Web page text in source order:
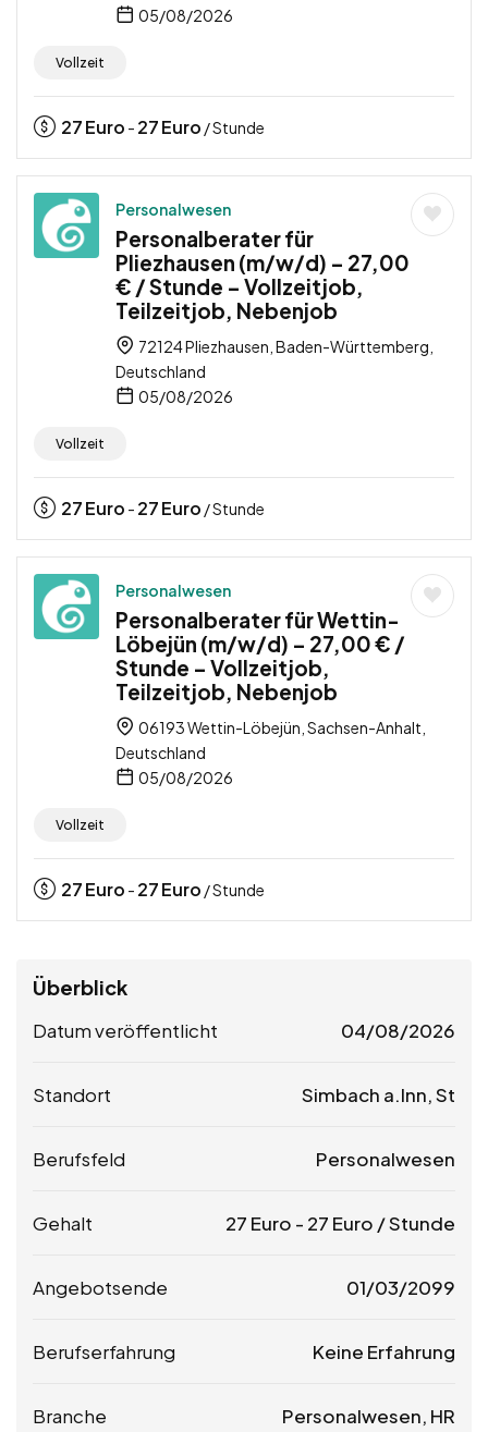
05/08/2026
Vollzeit
27Euro - 27Euro / Stunde
Personalwesen
Personalberater für
Pliezhausen (m/w/d) – 27,00
€ / Stunde – Vollzeitjob,
Teilzeitjob, Nebenjob
72124 Pliezhausen, Baden-Württemberg,
Deutschland
05/08/2026
Vollzeit
27Euro - 27Euro / Stunde
Personalwesen
Personalberater für Wettin-
Löbejün (m/w/d) – 27,00 € /
Stunde – Vollzeitjob,
Teilzeitjob, Nebenjob
06193 Wettin-Löbejün, Sachsen-Anhalt,
Deutschland
05/08/2026
Vollzeit
27Euro - 27Euro / Stunde
Überblick
Datum veröffentlicht 04/08/2026
Standort Simbach a.Inn, St
Berufsfeld Personalwesen
Gehalt 27 Euro - 27 Euro / Stunde
Angebotsende 01/03/2099
Berufserfahrung Keine Erfahrung
Branche Personalwesen, HR